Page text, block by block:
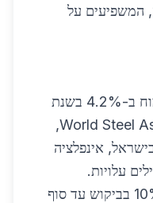
המשפיעים על
גלובלית, שוק הפלדה צפוי לצמוח ב-4.2% בשנת
2026, לפי דוחות World Steel Association,
אינפלציה
עלויות.
בכרמיאל, תחזית: עלייה של 10% בביקוש עד סוף